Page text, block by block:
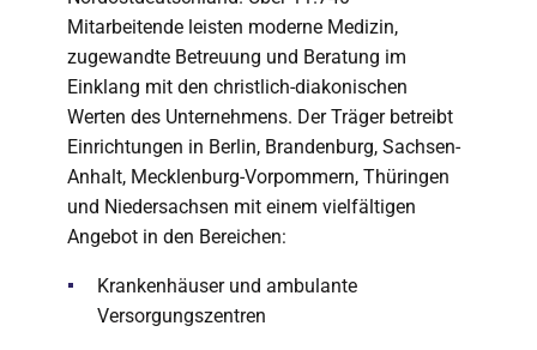
Mitarbeitende leisten moderne Medizin,
zugewandte Betreuung und Beratung im
Einklang mit den christlich-diakonischen
Werten des Unternehmens. Der Träger betreibt
Einrichtungen in Berlin, Brandenburg, Sachsen-
Anhalt, Mecklenburg-Vorpommern, Thüringen
und Niedersachsen mit einem vielfältigen
Angebot in den Bereichen:
Krankenhäuser und ambulante
Versorgungszentren